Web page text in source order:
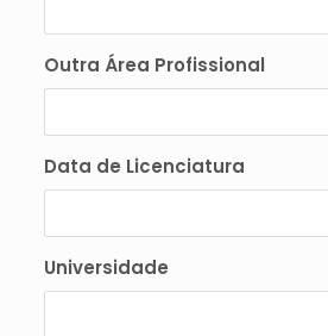
Outra Área Profissional
Data de Licenciatura
Universidade